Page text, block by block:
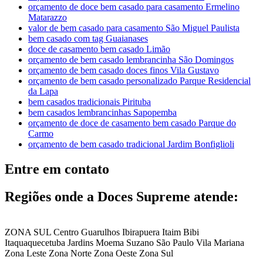
orçamento de doce bem casado para casamento Ermelino
Matarazzo
valor de bem casado para casamento São Miguel Paulista
bem casado com tag Guaianases
doce de casamento bem casado Limão
orçamento de bem casado lembrancinha São Domingos
orçamento de bem casado doces finos Vila Gustavo
orçamento de bem casado personalizado Parque Residencial
da Lapa
bem casados tradicionais Pirituba
bem casados lembrancinhas Sapopemba
orçamento de doce de casamento bem casado Parque do
Carmo
orçamento de bem casado tradicional Jardim Bonfiglioli
Entre em contato
Regiões onde a Doces Supreme atende:
ZONA SUL Centro Guarulhos Ibirapuera Itaim Bibi
Itaquaquecetuba Jardins Moema Suzano São Paulo Vila Mariana
Zona Leste Zona Norte Zona Oeste Zona Sul